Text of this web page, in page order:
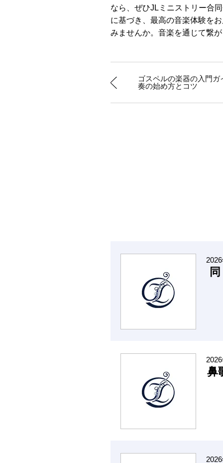
なら、ぜひJLミニストリー合
に基づき、最高の音楽体験を
みませんか。音楽を通じて繋
ゴスペルの楽器の入門
奏の始め方とコツ
鼻